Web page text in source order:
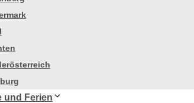
und Ferien